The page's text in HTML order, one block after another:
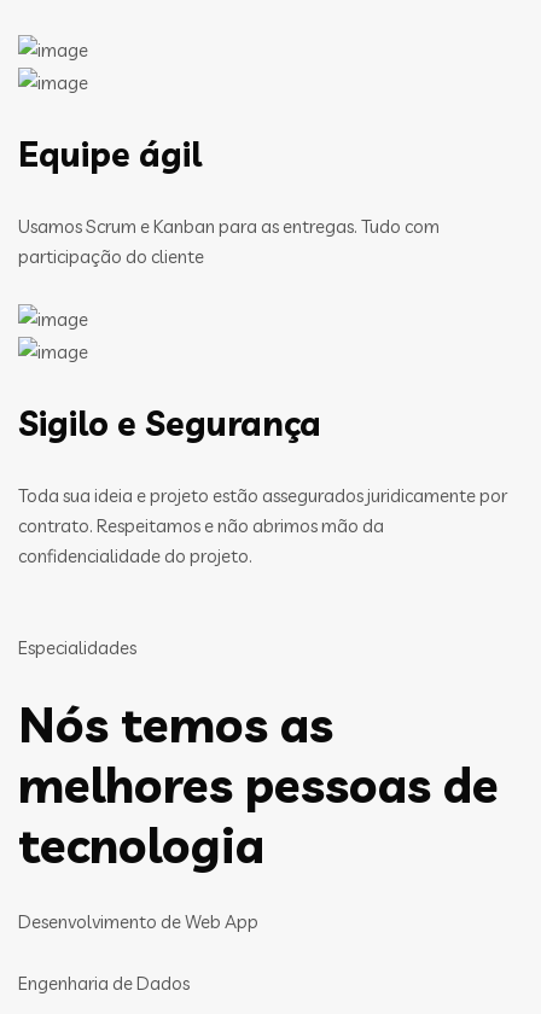
Equipe ágil
Usamos Scrum e Kanban para as entregas. Tudo com
participação do cliente
Sigilo e Segurança
Toda sua ideia e projeto estão assegurados juridicamente por
contrato. Respeitamos e não abrimos mão da
confidencialidade do projeto.
Especialidades
Nós temos as
melhores pessoas de
tecnologia
Desenvolvimento de Web App
Engenharia de Dados